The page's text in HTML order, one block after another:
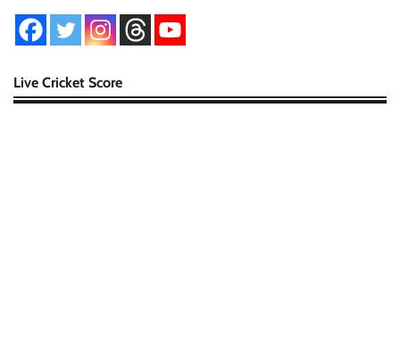
Live Cricket Score